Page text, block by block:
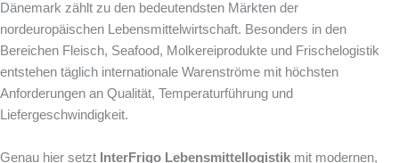
Dänemark zählt zu den bedeutendsten Märkten der
nordeuropäischen Lebensmittelwirtschaft. Besonders in den
Bereichen Fleisch, Seafood, Molkereiprodukte und Frischelogistik
entstehen täglich internationale Warenströme mit höchsten
Anforderungen an Qualität, Temperaturführung und
Liefergeschwindigkeit.
Genau hier setzt InterFrigo Lebensmittellogistik mit modernen,